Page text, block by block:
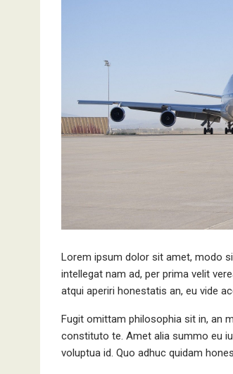
Lorem ipsum dolor sit amet, modo
intellegat nam ad, per prima velit
atqui aperiri honestatis an, eu vide
Fugit omittam philosophia sit in, an
constituto te. Amet alia summo eu
voluptua id. Quo adhuc quidam